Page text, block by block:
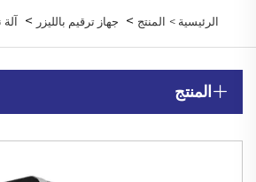
الرئيسية > المنتج > جهاز ترقيم بالليزر >
المنتج